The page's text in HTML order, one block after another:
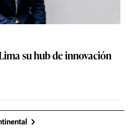
su hub de innovación